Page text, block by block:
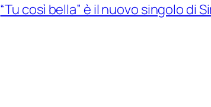
“Tu così bella” è il nuovo singolo di